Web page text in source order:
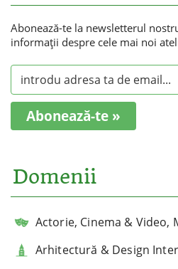
Abonează-te la newsletterul
informaţii despre cele mai noi
Abonează-te »
Domenii
Actorie, Cinema & Video,
Arhitectură & Design